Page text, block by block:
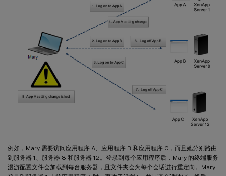
例如，Mary 需要访问应用程序 A、应用程序 B 和应用程序 C，而且她分别路由
到服务器 1、服务器 8 和服务器 12。登录到每个应用程序后，Mary 的终端服务
漫游配置文件会加载到每台服务器，且文件夹会为每个会话进行重定向。Mary